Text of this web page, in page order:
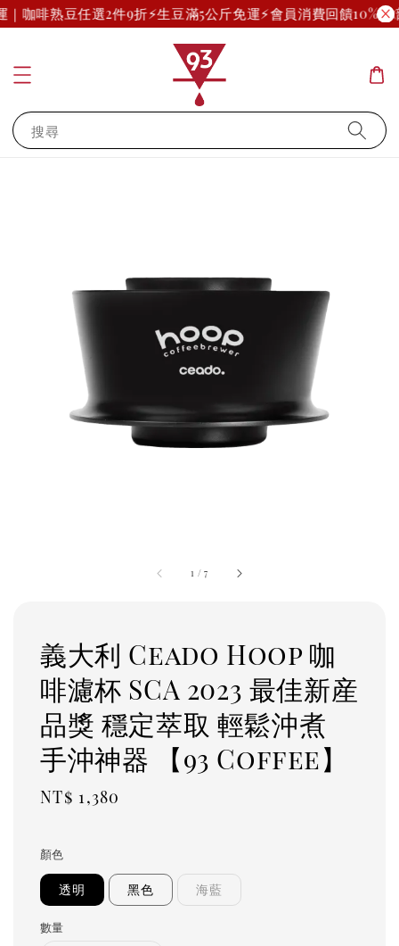
咖啡熟豆任選2件9折⚡生豆滿5公斤免運⚡會員消費回饋10%起(
搜尋
1 /7
義大利 Ceado Hoop 咖
啡濾杯 SCA 2023 最佳新産
品獎 穩定萃取 輕鬆沖煮
手沖神器 【93 Coffee】
Regular
NT$ 1,380
顏色
透明 黑色 海藍
數量